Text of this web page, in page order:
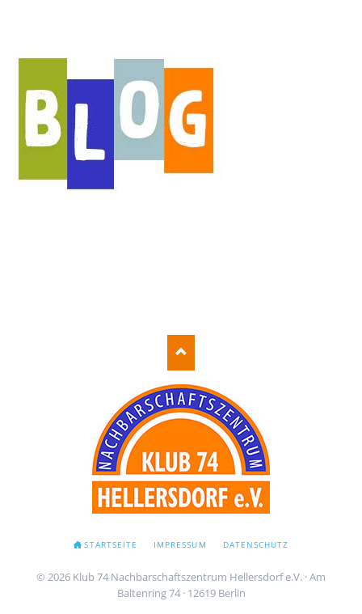
STARTSEITE IMPRESSUM DATENSCHUTZ
© 2026 Klub 74 Nachbarschaftszentrum Hellersdorf e.V. · Am
Baltenring 74 · 12619 Berlin